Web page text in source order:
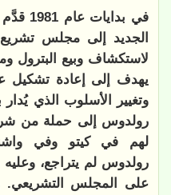
في
الجديد إلى مجلس تشريع
لاستكشاف وبيع البترول
يهدف إلى إعادة تشكيل
وتغيير الأسلوب الذي
رولدوس إلى حملة من
لهم في كيتو وفي
رولدوس لم يتراجع،
على المجلس التشريعي.